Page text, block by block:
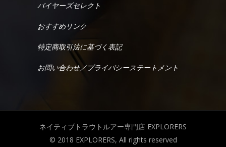
バイヤーズセレクト
おすすめリンク
特定商取引法に基づく表記
お問い合わせ／プライバシーステートメント
ネイティブトラウトルアー専門店 EXPLORERS
© 2018 EXPLORERS, All rights reserved